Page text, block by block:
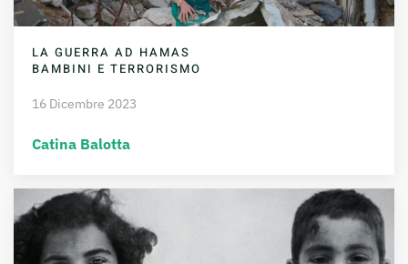
LA GUERRA AD HAMAS
BAMBINI E TERRORISMO
16 Dicembre 2023
Catina Balotta